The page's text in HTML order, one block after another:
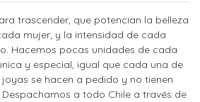
trascender, que potencian la belleza
mujer; y la intensidad de cada
Hacemos pocas unidades de cada
y especial, igual que cada una de
se hacen a pedido y no tienen
a todo Chile a través de